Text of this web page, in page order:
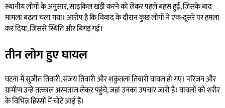
स्थानीय लोगों के अनुसार, साइकिल खड़ी करने को लेकर पहले बहस हुई, जिसके बाद
मामला बढ़ता चला गया। आरोप है कि विवाद के दौरान कुछ लोगों ने एक-दूसरे पर हमला
कर दिया, जिससे स्थिति और बिगड़ गई।
तीन लोग हुए घायल
घटना में सुजीत तिवारी, संजय तिवारी और शकुंतला तिवारी घायल हो गए। परिजन और
ग्रामीण उन्हें तत्काल अस्पताल लेकर पहुंचे, जहां उनका उपचार जारी है। घायलों को शरीर
के विभिन्न हिस्सों में चोटें आई हैं।